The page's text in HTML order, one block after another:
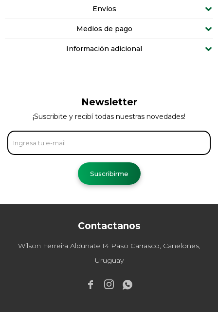
Envíos
Medios de pago
Información adicional
Contactanos
Wilson Ferreira Aldunate 14 Paso Carrasco, Canelones,
Uruguay
  
Newsletter
¡Suscribite y recibí todas nuestras novedades!
Suscribirme